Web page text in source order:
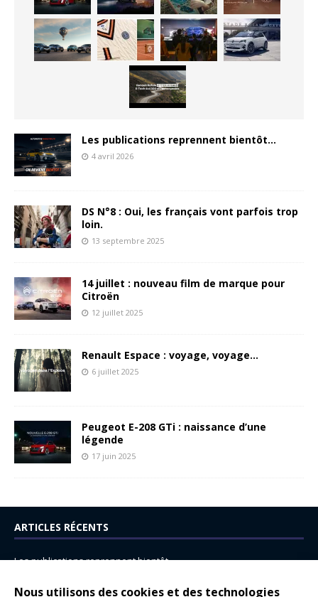
Nous utilisons des cookies et des technologies
Les publications reprennent bientôt…
4 avril 2026
DS N°8 : Oui, les français vont parfois trop
loin.
13 septembre 2025
14 juillet : nouveau film de marque pour
Citroën
12 juillet 2025
Renault Espace : voyage, voyage…
6 juillet 2025
Peugeot E-208 GTi : naissance d’une
légende
17 juin 2025
ARTICLES RÉCENTS
Les publications reprennent bientôt…